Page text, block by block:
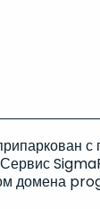
домена